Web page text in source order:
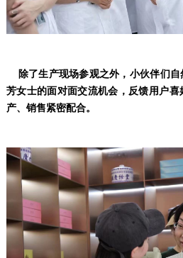
除了生产现场参观之外，小伙伴们自
芳女士的面对面交流机会，反馈用户
产、销售紧密配合。